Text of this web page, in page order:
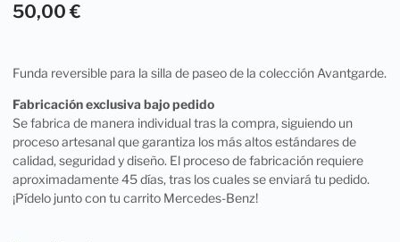
50,00€
Funda reversible para la silla de paseo de la colección Avantgarde.
Fabricación exclusiva bajo pedido
Se fabrica de manera individual tras la compra, siguiendo un
proceso artesanal que garantiza los más altos estándares de
calidad, seguridad y diseño. El proceso de fabricación requiere
aproximadamente 45 días, tras los cuales se enviará tu pedido.
¡Pídelo junto con tu carrito Mercedes-Benz!